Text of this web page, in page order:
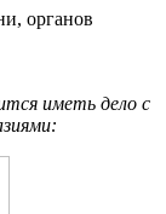
органов
иметь дело с